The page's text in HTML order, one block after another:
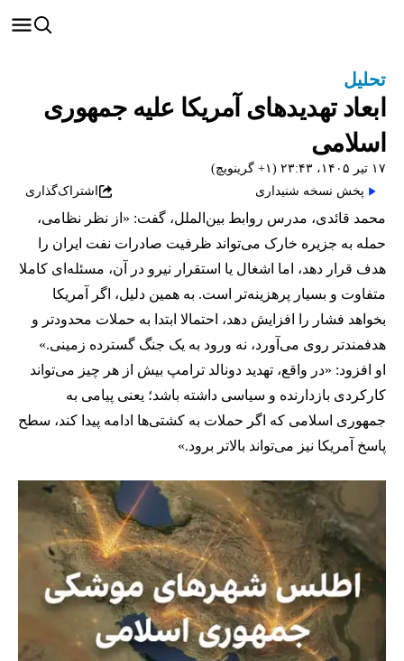
تحلیل
ابعاد تهدیدهای آمریکا علیه جمهوری
اسلامی
۱۷ تیر ۱۴۰۵، ۲۳:۴۳ (‎+۱ گرینویچ)
پخش نسخه شنیداری
اشتراک‌گذاری
محمد قائدی، مدرس روابط بین‌الملل، گفت: «از نظر نظامی،
حمله به جزیره خارک می‌تواند ظرفیت صادرات نفت ایران را
هدف قرار دهد، اما اشغال یا استقرار نیرو در آن، مسئله‌ای کاملا
متفاوت و بسیار پرهزینه‌تر است. به همین دلیل، اگر آمریکا
بخواهد فشار را افزایش دهد، احتمالا ابتدا به حملات محدودتر و
هدفمندتر روی می‌آورد، نه ورود به یک جنگ گسترده زمینی.»
او افزود: «در واقع، تهدید دونالد ترامپ بیش از هر چیز می‌تواند
کارکردی بازدارنده و سیاسی داشته باشد؛ یعنی پیامی به
جمهوری اسلامی که اگر حملات به کشتی‌ها ادامه پیدا کند، سطح
پاسخ آمریکا نیز می‌تواند بالاتر برود.»